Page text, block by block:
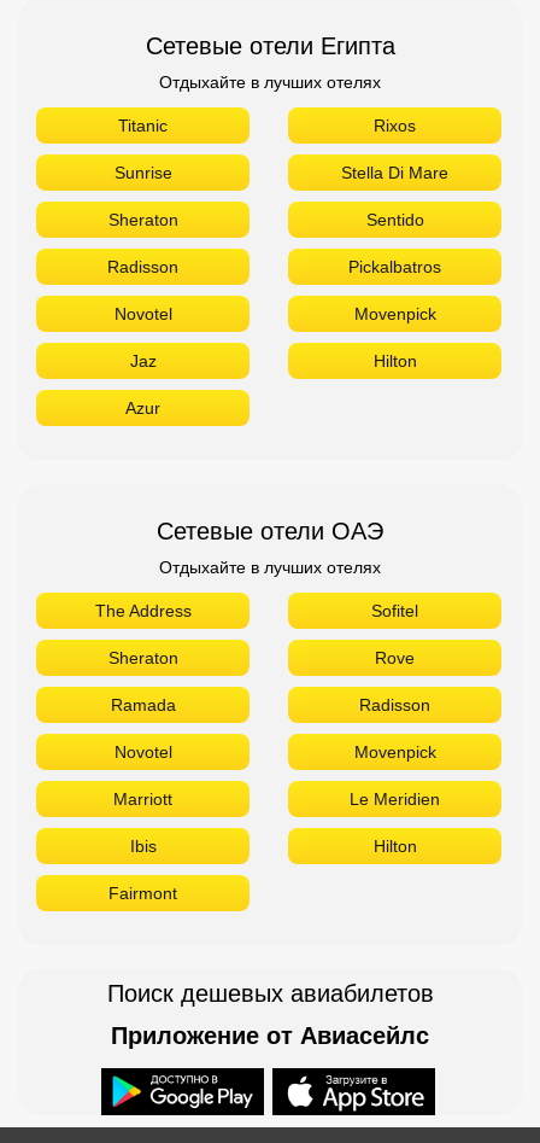
Сетевые отели Египта
Отдыхайте в лучших отелях
Titanic Rixos
Sunrise Stella Di Mare
Sheraton Sentido
Radisson Pickalbatros
Novotel Movenpick
Jaz Hilton
Azur
Сетевые отели ОАЭ
Отдыхайте в лучших отелях
The Address Sofitel
Sheraton Rove
Ramada Radisson
Novotel Movenpick
Marriott Le Meridien
Ibis Hilton
Fairmont
Поиск дешевых авиабилетов
Приложение от Авиасейлс